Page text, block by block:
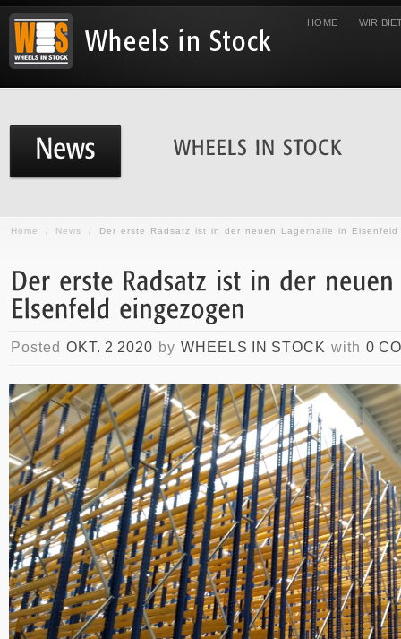
HOME WIR
Home / News / Der erste Radsatz ist in der neuen Lagerhalle in Elsenfeld
Posted OKT. 2 2020 by WHEELS IN STOCK with 0